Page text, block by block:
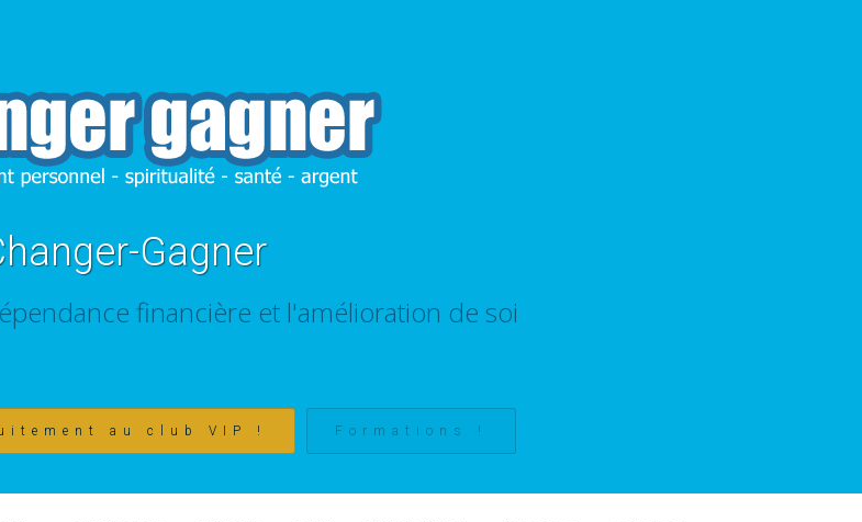
Gagner
financière et l'amélioration de soi
au club VIP ! Formations !